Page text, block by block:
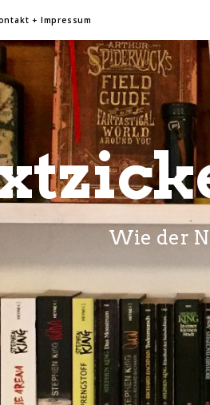
+ Impressum
Wie der